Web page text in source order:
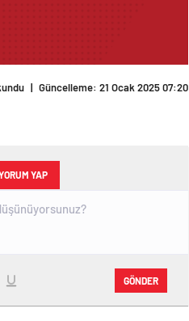
| Güncelleme: 21 Ocak 2025 07:20
YAP
GÖNDER